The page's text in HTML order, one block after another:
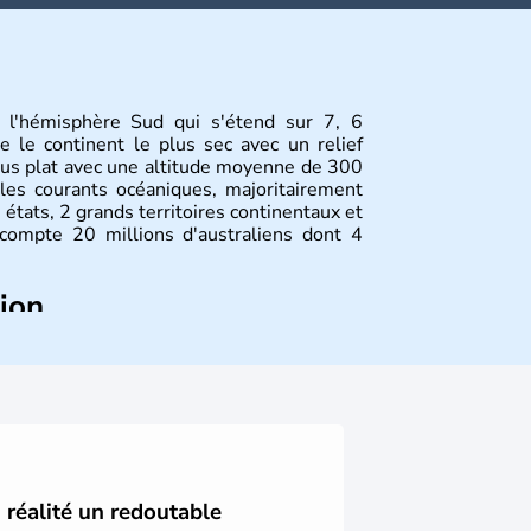
Sud qui s'étend sur 7, 6
le continent le plus sec avec un relief
plat avec une altitude moyenne de 300
courants océaniques, majoritairement
2 grands territoires continentaux et
20 millions d'australiens dont 4
réalité un redoutable